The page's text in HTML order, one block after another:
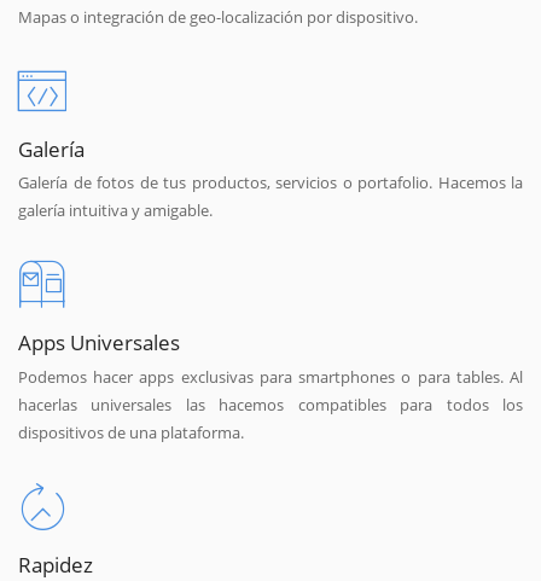
Mapas o integración de geo-localización por dispositivo.
Galería
Galería de fotos de tus productos, servicios o portafolio. Hacemos la
galería intuitiva y amigable.
Apps Universales
Podemos hacer apps exclusivas para smartphones o para tables. Al
hacerlas universales las hacemos compatibles para todos los
dispositivos de una plataforma.
Rapidez